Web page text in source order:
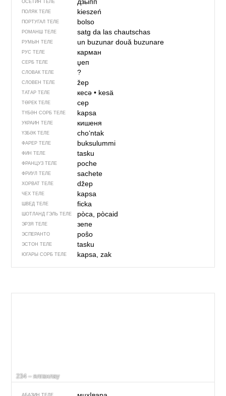
ОСЕТИН ТЕЛЕ
ПОЛЯК ТЕЛЕ kieszeń
ПОРТУГАЛ ТЕЛЕ bolso
РОМАНШ ТЕЛЕ satg da las chautschas
РУМЫН ТЕЛЕ un buzunardouă buzunare
РУС ТЕЛЕ карман
СЕРБ ТЕЛЕ џеп
СЛОВАК ТЕЛЕ ?
СЛОВЕН ТЕЛЕ žep
ТАТАР ТЕЛЕ кесә• kesä
ТӨРЕК ТЕЛЕ cep
ТҮБӘН СОРБ ТЕЛЕ kapsa
УКРАИН ТЕЛЕ кишеня
ҮЗБӘК ТЕЛЕ choʻntak
ФАРЕР ТЕЛЕ buksulummi
ФИН ТЕЛЕ tasku
ФРАНЦУЗ ТЕЛЕ poche
ФРИУЛ ТЕЛЕ sachete
ХОРВАТ ТЕЛЕ džep
ЧЕХ ТЕЛЕ kapsa
ШВЕД ТЕЛЕ ficka
ШОТЛАНД ГЭЛЬ ТЕЛЕ pòca, pòcaid
ЭРЗЯ ТЕЛЕ зепе
ЭСПЕРАНТО poŝo
ЭСТОН ТЕЛЕ tasku
ЮГАРЫ СОРБ ТЕЛЕ kapsa, zak
234 – ялганлау
АБАЗИН ТЕЛЕ